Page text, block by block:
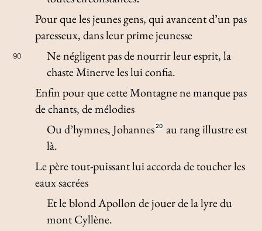
Pour que les jeunes gens, qui avancent d’un pas
paresseux, dans leur prime jeunesse
90
Ne négligent pas de nourrir leur esprit, la
chaste Minerve les lui confia.
Enfin pour que cette Montagne ne manque pas
de chants, de mélodies
Ou d’hymnes, Johannes20 au rang illustre est
là.
Le père tout-puissant lui accorda de toucher les
eaux sacrées
Et le blond Apollon de jouer de la lyre du
mont Cyllène.